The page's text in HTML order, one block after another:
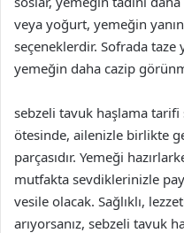
veya yoğurt, yemeğin
seçeneklerdir. Sofrada
yemeğin daha cazip
sebzeli tavuk haşlama tarifi
ötesinde, ailenizle birlikte
parçasıdır. Yemeği
mutfakta sevdiklerinizle
vesile olacak. Sağlıklı,
arıyorsanız, sebzeli tavuk